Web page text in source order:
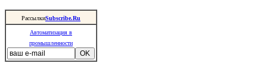
РассылкиSubscribe.Ru
Автоматизация в
промышленности